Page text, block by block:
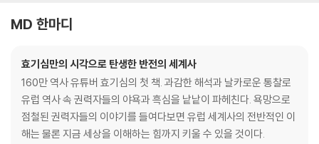
MD 한마디
효기심만의 시각으로 탄생한 반전의 세계사
160만 역사 유튜버 효기심의 첫 책. 과감한 해석과 날카로운 통찰로
유럽 역사 속 권력자들의 야욕과 흑심을 낱낱이 파헤친다. 욕망으로
점철된 권력자들의 이야기를 들여다보면 유럽 세계사의 전반적인 이
해는 물론 지금 세상을 이해하는 힘까지 키울 수 있을 것이다.